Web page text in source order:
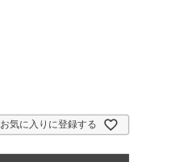
お気に入りに登録する